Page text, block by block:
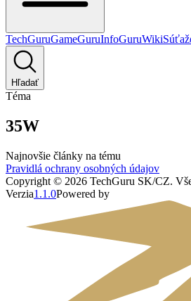
TechGuruGameGuruInfoGuruWiki
Hľadať
Téma
35W
Najnovšie články na tému
Pravidlá ochrany osobných údajov
Copyright © 2026 TechGuru SK/CZ.
Verzia1.1.0Powered by